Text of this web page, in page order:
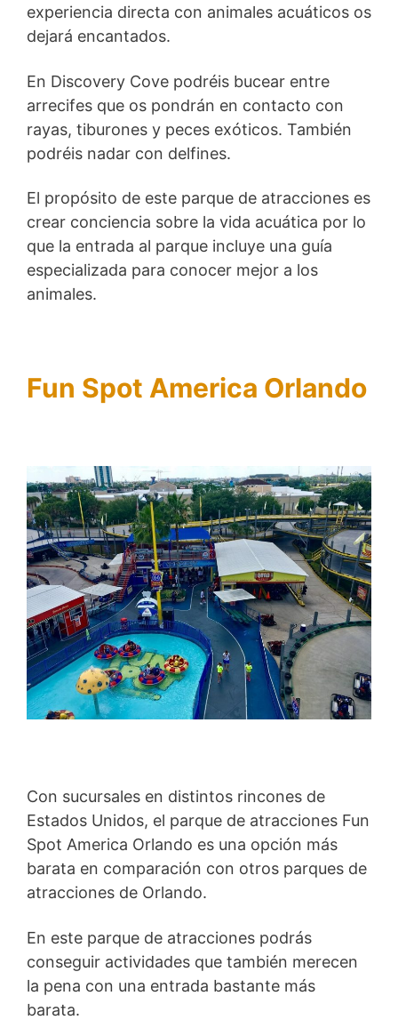
experiencia directa con animales acuáticos os
dejará encantados.
En Discovery Cove podréis bucear entre
arrecifes que os pondrán en contacto con
rayas, tiburones y peces exóticos. También
podréis nadar con delfines.
El propósito de este parque de atracciones es
crear conciencia sobre la vida acuática por lo
que la entrada al parque incluye una guía
especializada para conocer mejor a los
animales.
Fun Spot America Orlando
Con sucursales en distintos rincones de
Estados Unidos, el parque de atracciones Fun
Spot America Orlando es una opción más
barata en comparación con otros parques de
atracciones de Orlando.
En este parque de atracciones podrás
conseguir actividades que también merecen
la pena con una entrada bastante más
barata.